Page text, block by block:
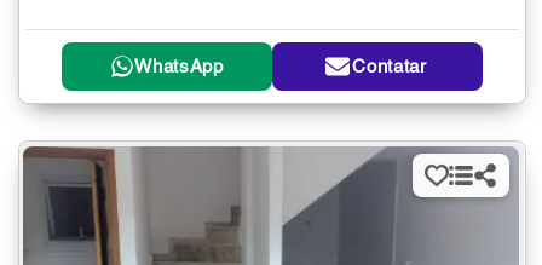
WhatsApp Contatar